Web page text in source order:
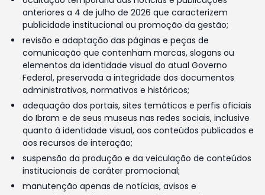
anteriores a 4 de julho de 2026 que caracterizem
publicidade institucional ou promoção da gestão;
revisão e adaptação das páginas e peças de
comunicação que contenham marcas, slogans ou
elementos da identidade visual do atual Governo
Federal, preservada a integridade dos documentos
administrativos, normativos e históricos;
adequação dos portais, sites temáticos e perfis oficiais
do Ibram e de seus museus nas redes sociais, inclusive
quanto à identidade visual, aos conteúdos publicados e
aos recursos de interação;
suspensão da produção e da veiculação de conteúdos
institucionais de caráter promocional;
manutenção apenas de notícias, avisos e